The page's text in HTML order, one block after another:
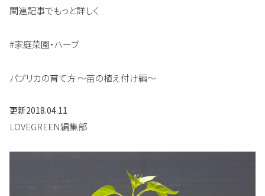
関連記事でもっと詳しく
#家庭菜園・ハーブ
パプリカの育て方 〜苗の植え付け編〜
更新2018.04.11
LOVEGREEN編集部